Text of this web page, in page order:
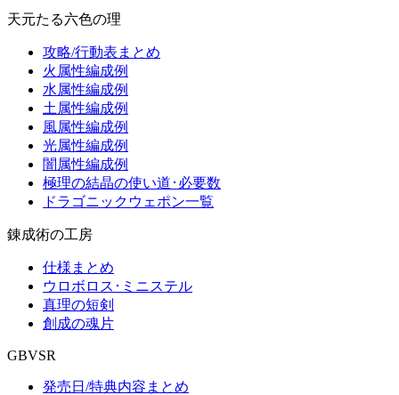
天元たる六色の理
攻略/行動表まとめ
火属性編成例
水属性編成例
土属性編成例
風属性編成例
光属性編成例
闇属性編成例
極理の結晶の使い道･必要数
ドラゴニックウェポン一覧
錬成術の工房
仕様まとめ
ウロボロス･ミニステル
真理の短剣
創成の魂片
GBVSR
発売日/特典内容まとめ